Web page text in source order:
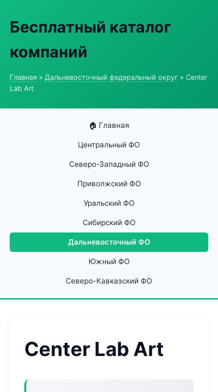
Бесплатный каталог
компаний
Главная » Дальневосточный федеральный округ » Center
Lab Art
🏠 Главная
Центральный ФО
Северо-Западный ФО
Приволжский ФО
Уральский ФО
Сибирский ФО
Дальневосточный ФО
Южный ФО
Северо-Кавказский ФО
Center Lab Art